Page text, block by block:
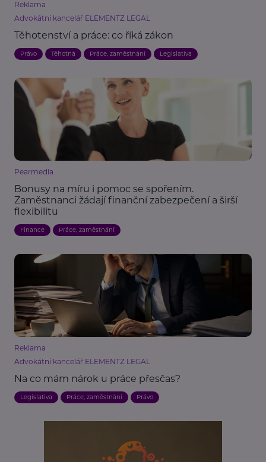
Reklama
Advokátní kancelář ELEMENTZ LEGAL
Těhotenství a práce: co říká zákon
Právo Těhotná Práce, zaměstnání Legislativa
Pearmedia
Bonusy na míru i pomoc se spořením.
Zaměstnanci žádají finanční zabezpečení a širší
flexibilitu
Finance Práce, zaměstnání
Reklama
Advokátní kancelář ELEMENTZ LEGAL
Na co mám nárok u práce přesčas?
Legislativa Práce, zaměstnání Právo